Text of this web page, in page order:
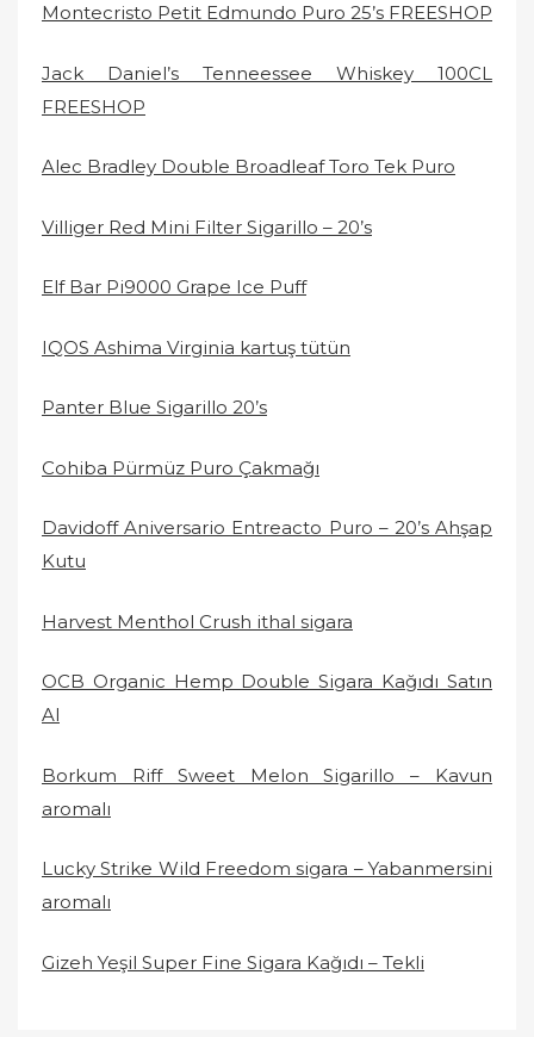
Montecristo Petit Edmundo Puro 25’s FREESHOP
Jack Daniel’s Tenneessee Whiskey 100CL
FREESHOP
Alec Bradley Double Broadleaf Toro Tek Puro
Villiger Red Mini Filter Sigarillo – 20’s
Elf Bar Pi9000 Grape Ice Puff
IQOS Ashima Virginia kartuş tütün
Panter Blue Sigarillo 20’s
Cohiba Pürmüz Puro Çakmağı
Davidoff Aniversario Entreacto Puro – 20’s Ahşap
Kutu
Harvest Menthol Crush ithal sigara
OCB Organic Hemp Double Sigara Kağıdı Satın
Al
Borkum Riff Sweet Melon Sigarillo – Kavun
aromalı
Lucky Strike Wild Freedom sigara – Yabanmersini
aromalı
Gizeh Yeşil Super Fine Sigara Kağıdı – Tekli